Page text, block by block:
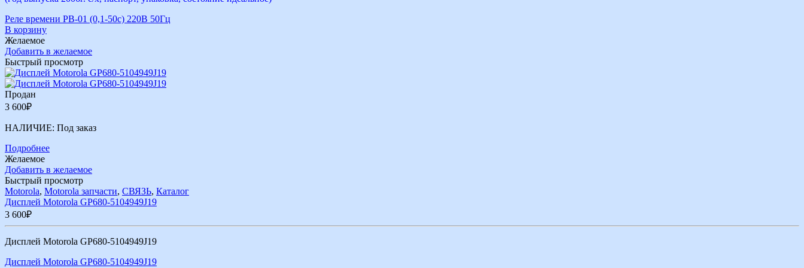
Реле времени РВ-01 (0,1-50с) 220В 50Гц
В корзину
Желаемое
Добавить в желаемое
Быстрый просмотр
Продан
3 600₽
НАЛИЧИЕ: Под заказ
Подробнее
Желаемое
Добавить в желаемое
Быстрый просмотр
Motorola, Motorola запчасти, СВЯЗЬ, Каталог
Дисплей Motorola GP680-5104949J19
3 600₽
Дисплей Motorola GP680-5104949J19
Дисплей Motorola GP680-5104949J19